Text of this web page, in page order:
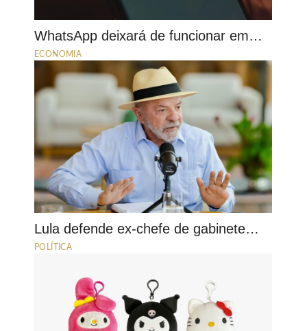
WhatsApp deixará de funcionar em…
ECONOMIA
Lula defende ex-chefe de gabinete…
POLÍTICA